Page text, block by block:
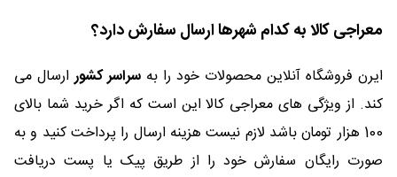
معراجی کالا به کدام شهرها ارسال سفارش دارد؟
ایرن فروشگاه آنلاین محصولات خود را به سراسر کشورارسال می
کند. از ویژگی های معراجی کالا این است که اگر خرید شما بالای
100 هزار تومان باشد لازم نیست هزینه ارسال را پرداخت کنید و به
صورت رایگان سفارش خود را از طریق پیک یا پست دریافت